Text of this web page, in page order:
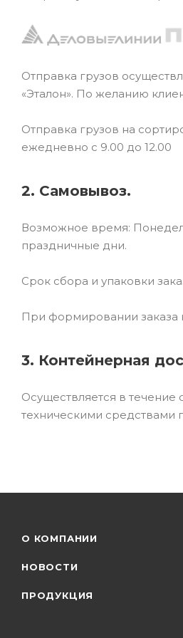
Отправка грузов
«Эталон». По желанию
Отправка грузов на
ежедневно с 9.00 до 12.00
2. Самовывоз.
Возможное время:
праздничные дни.
Срок сбора и упаковки
При формировании заказа
3. Контейнерная
Осуществляется в
техническими средствами
О КОМПАНИИ
НОВОСТИ
ПРОДУКЦИЯ